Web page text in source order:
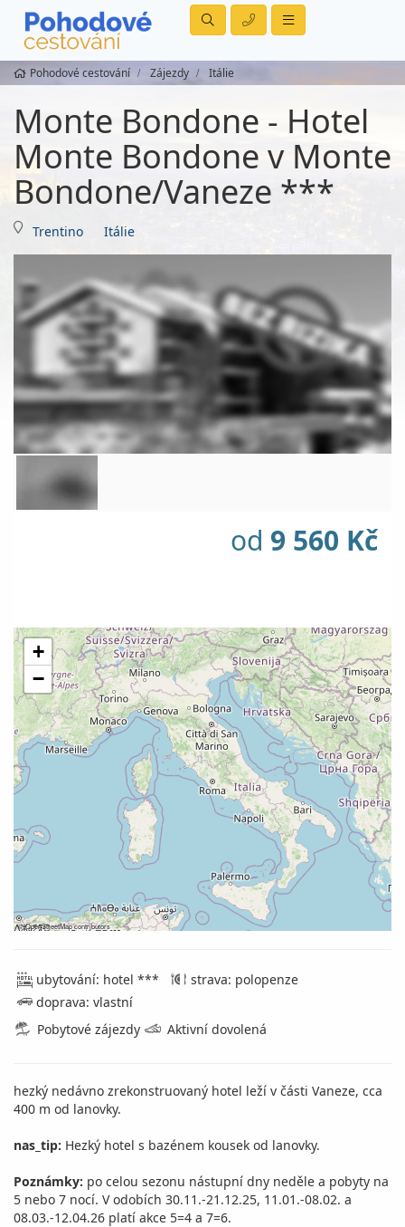
Pohodové cestování Zájezdy Itálie
Monte Bondone - Hotel
Monte Bondone v Monte
Bondone/Vaneze ***
Trentino Itálie
od 9 560 Kč
+
−
©OpenStreetMapcontributors
ubytování: hotel ***
strava: polopenze
doprava: vlastní
Pobytové zájezdy
Aktivní dovolená
hezký nedávno zrekonstruovaný hotel leží v části Vaneze, cca
400 m od lanovky.
nas_tip: Hezký hotel s bazénem kousek od lanovky.
Poznámky: po celou sezonu nástupní dny neděle a pobyty na
5 nebo 7 nocí. V odobích 30.11.-21.12.25, 11.01.-08.02. a
08.03.-12.04.26 platí akce 5=4 a 7=6.